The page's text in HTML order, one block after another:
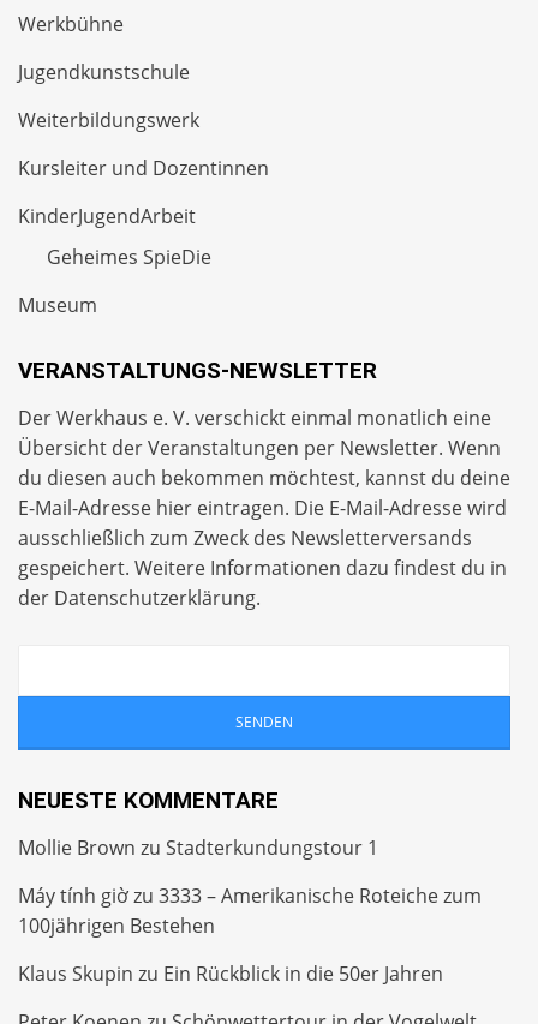
Werkbühne
Jugendkunstschule
Weiterbildungswerk
Kursleiter und Dozentinnen
KinderJugendArbeit
Geheimes SpieDie
Museum
VERANSTALTUNGS-NEWSLETTER
Der Werkhaus e. V. verschickt einmal monatlich eine
Übersicht der Veranstaltungen per Newsletter. Wenn
du diesen auch bekommen möchtest, kannst du deine
E-Mail-Adresse hier eintragen. Die E-Mail-Adresse wird
ausschließlich zum Zweck des Newsletterversands
gespeichert. Weitere Informationen dazu findest du in
der Datenschutzerklärung.
NEUESTE KOMMENTARE
Mollie Brown zu Stadterkundungstour 1
Máy tính giờzu 3333 – Amerikanische Roteiche zum
100jährigen Bestehen
Klaus Skupin zu Ein Rückblick in die 50er Jahren